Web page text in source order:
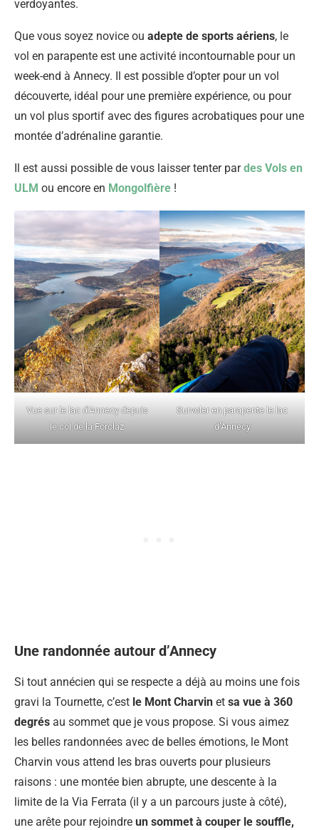
verdoyantes.
Que vous soyez novice ou adepte de sports aériens, le
vol en parapente est une activité incontournable pour un
week-end à Annecy. Il est possible d’opter pour un vol
découverte, idéal pour une première expérience, ou pour
un vol plus sportif avec des figures acrobatiques pour une
montée d’adrénaline garantie.
Il est aussi possible de vous laisser tenter pardes Vols en
ULM ou encore en Mongolfière !
Vue sur le lac d’Annecy depuis
le col de la Forclaz
Survoler en parapente le lac
d’Annecy
Une randonnée autour d’Annecy
Si tout annécien qui se respecte a déjà au moins une fois
gravi la Tournette, c’est le Mont Charvin et sa vue à 360
degrés au sommet que je vous propose. Si vous aimez
les belles randonnées avec de belles émotions, le Mont
Charvin vous attend les bras ouverts pour plusieurs
raisons : une montée bien abrupte, une descente à la
limite de la Via Ferrata (il y a un parcours juste à côté),
une arête pour rejoindre un sommet à couper le souffle,